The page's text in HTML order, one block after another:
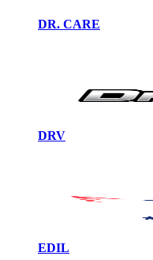
DR. CARE
DRV
EDIL